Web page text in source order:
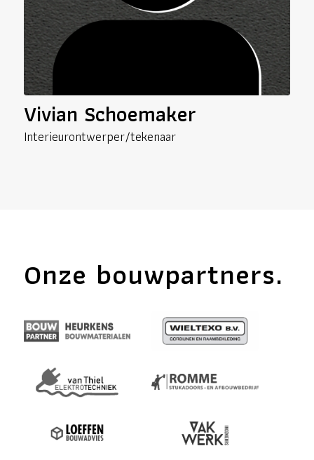
Vivian Schoemaker
Interieurontwerper/tekenaar
Onze bouwpartners.